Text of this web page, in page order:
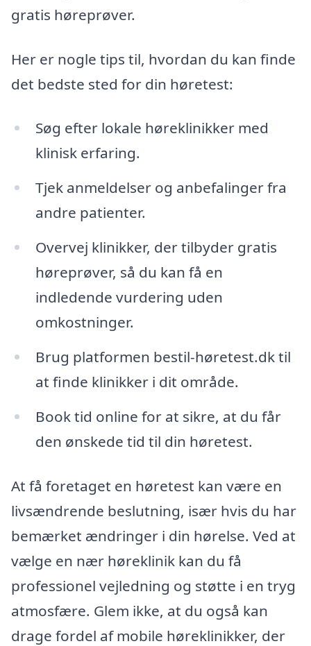
gratis høreprøver.
Her er nogle tips til, hvordan du kan finde
det bedste sted for din høretest:
Søg efter lokale høreklinikker med
klinisk erfaring.
Tjek anmeldelser og anbefalinger fra
andre patienter.
Overvej klinikker, der tilbyder gratis
høreprøver, så du kan få en
indledende vurdering uden
omkostninger.
Brug platformen bestil-høretest.dk til
at finde klinikker i dit område.
Book tid online for at sikre, at du får
den ønskede tid til din høretest.
At få foretaget en høretest kan være en
livsændrende beslutning, især hvis du har
bemærket ændringer i din hørelse. Ved at
vælge en nær høreklinik kan du få
professionel vejledning og støtte i en tryg
atmosfære. Glem ikke, at du også kan
drage fordel af mobile høreklinikker, der